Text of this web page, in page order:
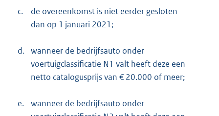
c.
de overeenkomst is niet eerder gesloten
dan op 1 januari 2021;
d. wanneer de bedrijfsauto onder
voertuigclassificatie N1 valt heeft deze een
netto catalogusprijs van € 20.000 of meer;
e.
wanneer de bedrijfsauto onder